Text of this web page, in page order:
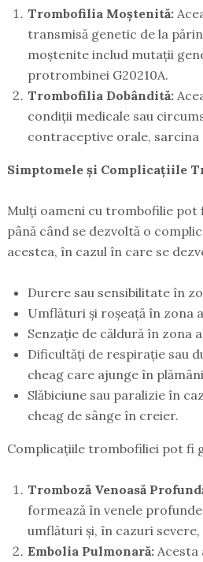
Trombofilia Moștenită:
transmisă genetic de la
moștenite includ mutații
protrombinei G20210A.
Trombofilia Dobândită:
condiții medicale sau
contraceptive orale, sarcina
Simptomele și Complicațiile
Mulți oameni cu trombofilie
până când se dezvoltă o
acestea, în cazul în care se
Durere sau sensibilitate în
Umflături și roșeață în zona
Senzație de căldură în zona
Dificultăți de respirație sau
cheag care ajunge în
Slăbiciune sau paralizie în
cheag de sânge în creier.
Complicațiile trombofiliei pot fi
Tromboză Venoasă
formează în venele
umflături și, în cazuri
Embolia Pulmonară:Acesta